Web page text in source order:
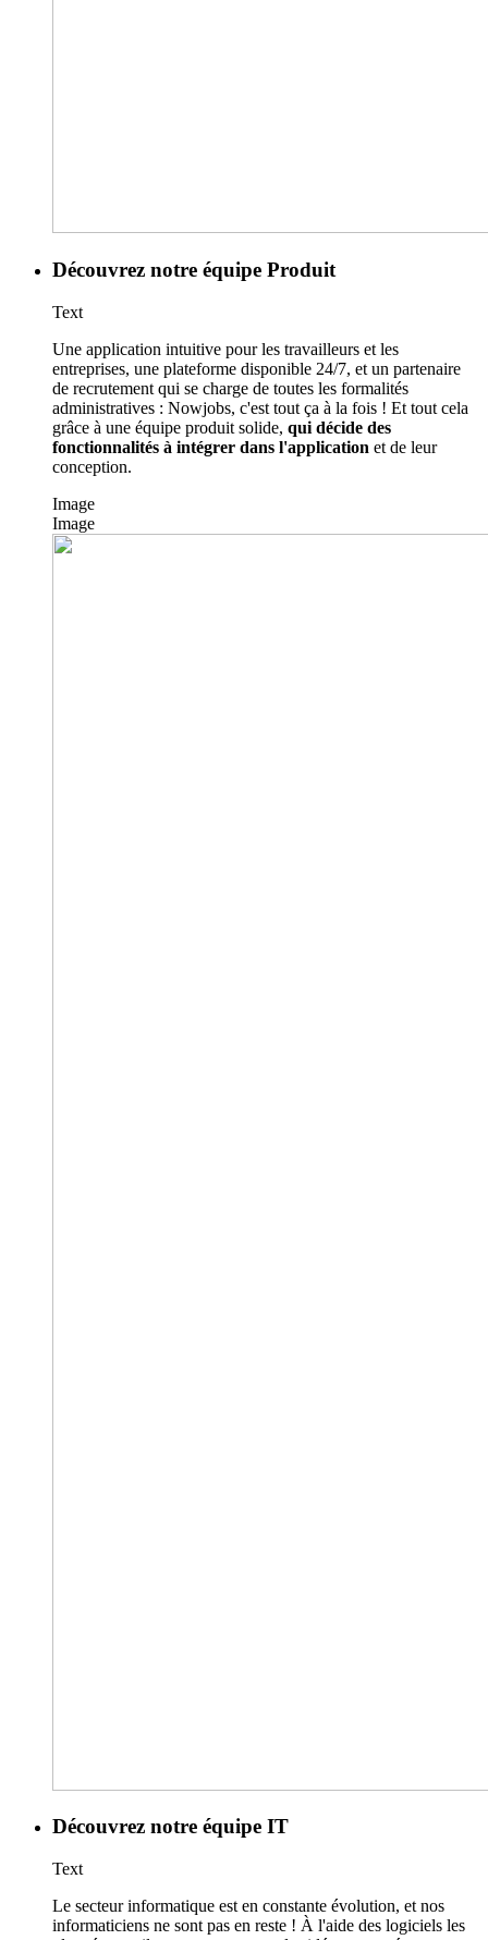
Découvrez notre équipe Produit
Text
Une application intuitive pour les travailleurs et les
entreprises, une plateforme disponible 24/7, et un partenaire
de recrutement qui se charge de toutes les formalités
administratives : Nowjobs, c'est tout ça à la fois ! Et tout cela
grâce à une équipe produit solide, qui décide des
fonctionnalités à intégrer dans l'application et de leur
conception.
Image
Image
Découvrez notre équipe IT
Text
Le secteur informatique est en constante évolution, et nos
informaticiens ne sont pas en reste ! À l'aide des logiciels les